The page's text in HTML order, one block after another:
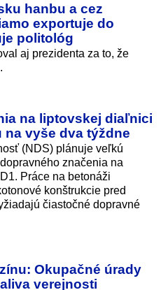
hanbu a cez
exportuje do
politológ
aj prezidenta za to, že
na liptovskej diaľnici
na vyše dva týždne
(NDS) plánuje veľkú
značenia na
Práce na betonáži
konštrukcie pred
čiastočné dopravné
Okupačné úrady
verejnosti